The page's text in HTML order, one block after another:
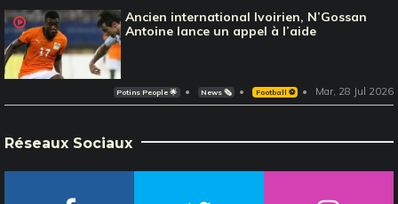
Ancien international Ivoirien, N’Gossan
Antoine lance un appel à l’aide
Potins People 🌟 News 🗞️ Football ⚽️ Mar, 28 Jul 2026
Réseaux Sociaux